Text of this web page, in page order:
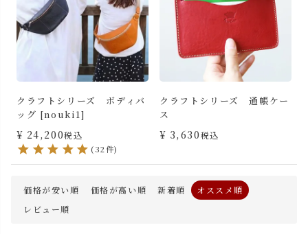
クラフトシリーズ ボディバ
ッグ [nouki1]
¥ 24,200税込
(32件)
クラフトシリーズ 通帳ケー
ス
¥ 3,630税込
価格が安い順 価格が高い順 新着順
オススメ順
レビュー順